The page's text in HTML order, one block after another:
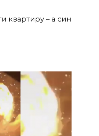
квартиру – а син